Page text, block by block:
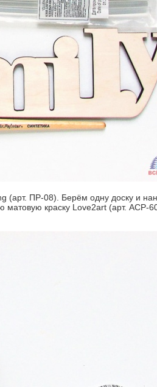
(арт. ПР-08). Берём одну доску и
краску Love2art (арт. ACP-